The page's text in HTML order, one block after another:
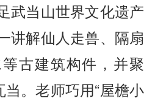
武当山世界文化遗产
讲解仙人走兽、隔扇
古建筑构件，并聚
。老师巧用“屋檐小